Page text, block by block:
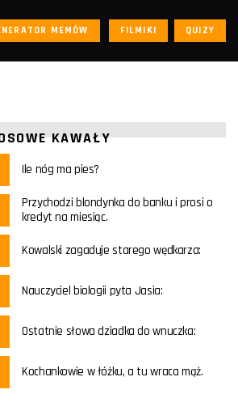
MEMÓW FILMIKI QUIZY
KAWAŁY
Ile nóg ma pies?
Przychodzi blondynka do banku i prosi o
kredyt na miesiąc.
Kowalski zagaduje starego wędkarza:
Nauczyciel biologii pyta Jasia:
Ostatnie słowa dziadka do wnuczka:
Kochankowie w łóżku, a tu wraca mąż.